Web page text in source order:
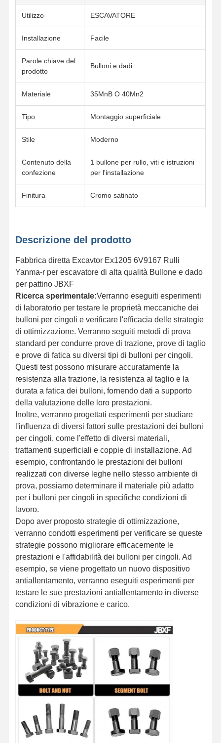
Casa. Prodotti Video
Spettacolo
Chi Siamo
Visita Alla
Fabbrica
Controllo Di
Qualità
Contattaci
Notizie Casi Blog
Preventivo
BOLT di tracciato
Bolt di aratura
Segmento Bolt
bullone a rotaia
Bolt di un cerotto
Bolt per denti a secchio
Bolt di blocco dentale
Cerniera della ruota del camion
bulloni e dadi
Pattini Bolt
Utilizzo ESCAVATORE
Installazione Facile
Parole chiave del
prodotto
Bulloni e dadi
Materiale 35MnB O 40Mn2
Tipo Montaggio superficiale
Stile Moderno
Contenuto della
confezione
1 bullone per rullo, viti e istruzioni
per l'installazione
Finitura Cromo satinato
Descrizione del prodotto
Fabbrica diretta Excavtor Ex1205 6V9167 Rulli
Yanma-r per escavatore di alta qualità Bullone e dado
per pattino JBXF
Ricerca sperimentale:Verranno eseguiti esperimenti
di laboratorio per testare le proprietà meccaniche dei
bulloni per cingoli e verificare l'efficacia delle strategie
di ottimizzazione. Verranno seguiti metodi di prova
standard per condurre prove di trazione, prove di taglio
e prove di fatica su diversi tipi di bulloni per cingoli.
Questi test possono misurare accuratamente la
resistenza alla trazione, la resistenza al taglio e la
durata a fatica dei bulloni, fornendo dati a supporto
della valutazione delle loro prestazioni.
Inoltre, verranno progettati esperimenti per studiare
l'influenza di diversi fattori sulle prestazioni dei bulloni
per cingoli, come l'effetto di diversi materiali,
trattamenti superficiali e coppie di installazione. Ad
esempio, confrontando le prestazioni dei bulloni
realizzati con diverse leghe nello stesso ambiente di
prova, possiamo determinare il materiale più adatto
per i bulloni per cingoli in specifiche condizioni di
lavoro.
Dopo aver proposto strategie di ottimizzazione,
verranno condotti esperimenti per verificare se queste
strategie possono migliorare efficacemente le
prestazioni e l'affidabilità dei bulloni per cingoli. Ad
esempio, se viene progettato un nuovo dispositivo
antiallentamento, verranno eseguiti esperimenti per
testare le sue prestazioni antiallentamento in diverse
condizioni di vibrazione e carico.